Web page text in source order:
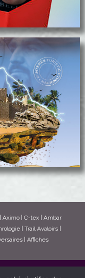
Aximo C-tex
Ambar
Trail Avaloirs
Affiches